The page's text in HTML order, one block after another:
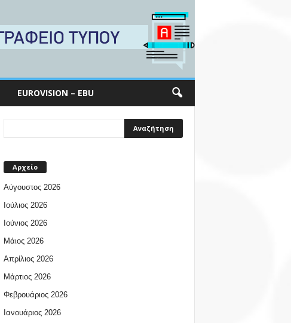
EUROVISION – EBU
Αρχείο
Αύγουστος 2026
Ιούλιος 2026
Ιούνιος 2026
Μάιος 2026
Απρίλιος 2026
Μάρτιος 2026
Φεβρουάριος 2026
Ιανουάριος 2026